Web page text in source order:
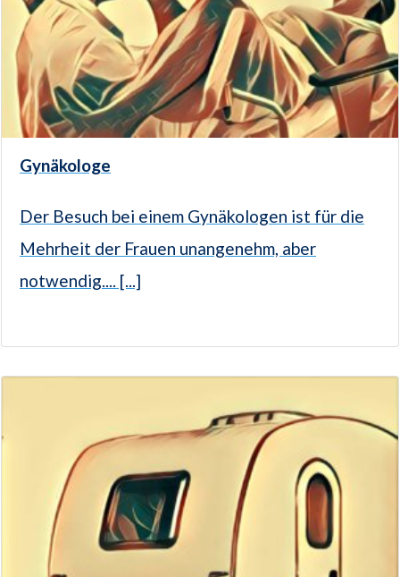
Gynäkologe
Der Besuch bei einem Gynäkologen ist für die
Mehrheit der Frauen unangenehm, aber
notwendig.... [...]